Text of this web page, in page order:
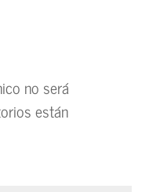
no será
están